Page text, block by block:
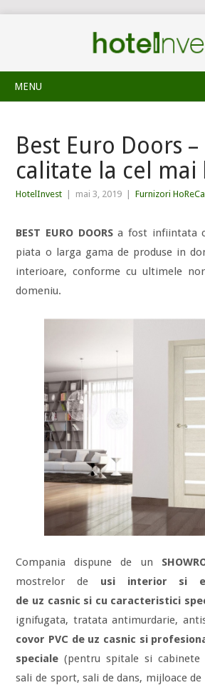
MENU
Best Euro Doors
calitate la cel
HotelInvest mai 3, 2019 Furnizori HoReCa
BEST EURO DOORSa fost infiintata
piata o larga gama de produse in
interioare, conforme cu ultimele
domeniu.
Compania dispune de un
mostrelor de usi interior si
de uz casnic si cu caracteristici
ignifugata, tratata antimurdarie,
covor PVC de uz casnic si
speciale (pentru spitale si cabinete
sali de sport, sali de dans, mijloace